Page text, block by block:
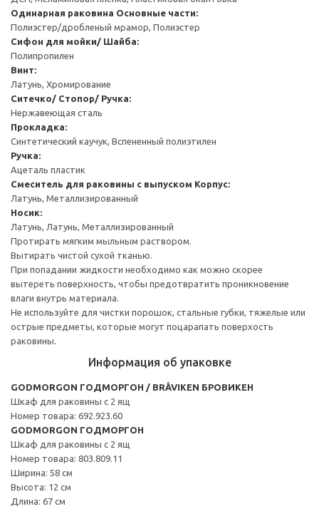
Одинарная раковина Основные части:
Полиэстер/дробленый мрамор, Полиэстер
Cифон для мойки/ Шайба:
Полипропилен
Винт:
Латунь, Хромирование
Ситечко/ Стопор/ Ручка:
Нержавеющая сталь
Прокладка:
Синтетический каучук, Вспененный полиэтилен
Ручка:
Ацеталь пластик
Смеситель для раковины с выпуском Корпус:
Латунь, Металлизированный
Носик:
Латунь, Латунь, Металлизированный
Протирать мягким мыльным раствором.
Вытирать чистой сухой тканью.
При попадании жидкости необходимо как можно скорее
вытереть поверхность, чтобы предотвратить проникновение
влаги внутрь материала.
Не используйте для чистки порошок, стальные губки, тяжелые или
острые предметы, которые могут поцарапать поверхость
раковины.
Информация об упаковке
GODMORGON ГОДМОРГОН / BRÅVIKEN БРОВИКЕН
Шкаф для раковины с 2 ящ
Номер товара: 692.923.60
GODMORGON ГОДМОРГОН
Шкаф для раковины с 2 ящ
Номер товара: 803.809.11
Ширина: 58 см
Высота: 12 см
Длина: 67 см